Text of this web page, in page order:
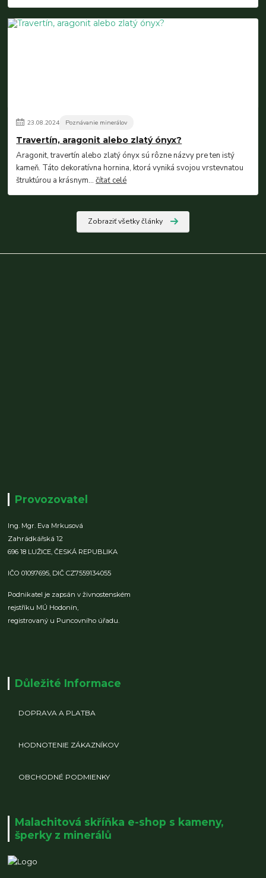
23.08.2024 Poznávanie minerálov
Travertín, aragonit alebo zlatý ónyx?
Aragonit, travertín alebo zlatý ónyx sú rôzne názvy pre ten istý
kameň. Táto dekoratívna hornina, ktorá vyniká svojou vrstevnatou
štruktúrou a krásnym...čítať celé
Zobraziť všetky články
Provozovatel
Ing. Mgr. Eva Mrkusová
Zahrádkářská 12
696 18 LUŽICE,ČESKÁ REPUBLIKA
IČO 01097695, DIČ CZ7559134055
Podnikatel je zapsán v živnostenském
rejstříku MÚ Hodonín,
registrovaný u Puncovního úřadu.
Důležité Informace
DOPRAVA A PLATBA
HODNOTENIE ZÁKAZNÍKOV
OBCHODNÉ PODMIENKY
Malachitová skříňka e-shop s kameny,
šperky z minerálů